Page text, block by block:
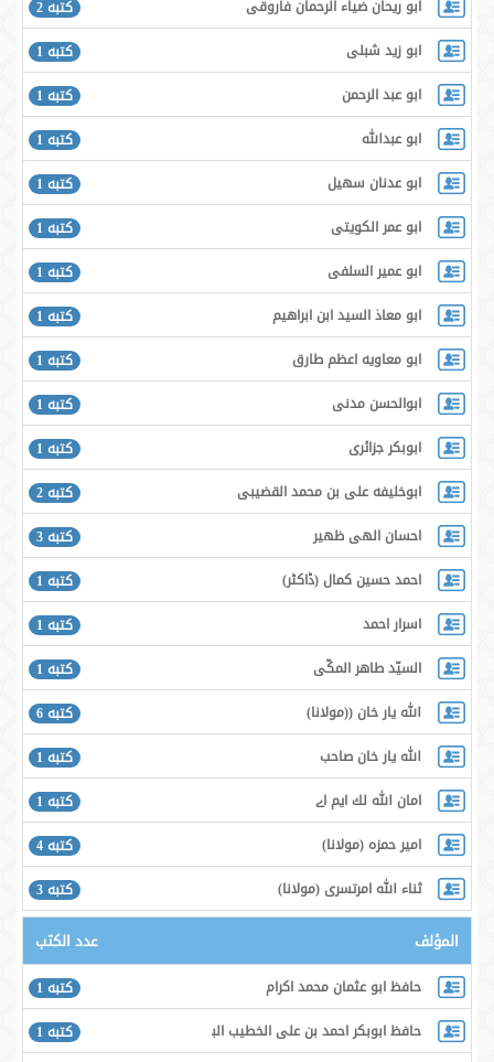
ابو ريحان ضياء الرحمان فاروقى
كتبه 2
ابو زيد شبلى
كتبه 1
ابو عبد الرحمن
كتبه 1
ابو عبدالله
كتبه 1
ابو عدنان سهيل
كتبه 1
ابو عمر الكويتى
كتبه 1
ابو عمير السلفى
كتبه 1
ابو معاذ السيد ابن ابراهيم
كتبه 1
ابو معاويه اعظم طارق
كتبه 1
ابوالحسن مدنی
كتبه 1
ابوبکر جزائری
كتبه 1
ابوخلیفه علی بن محمد القضیبی
كتبه 2
احسان الهی ظهیر
كتبه 3
احمد حسين كمال ‌(ڈاكٹر)
كتبه 1
اسرار احمد
كتبه 1
السيّد طاهر المكّى
كتبه 1
الله يار خان ((مولانا)
كتبه 6
الله يار خان صاحب
كتبه 1
امان الله لك ايم اے
كتبه 1
امير حمزه (مولانا)
كتبه 4
ثناء الله امرتسرى (مولانا)
كتبه 3
المؤلف عدد الكتب
حافظ ابو عثمان محمد اكرام
كتبه 1
حافظ ابوبكر احمد بن على الخطيب البغدادى
كتبه 1